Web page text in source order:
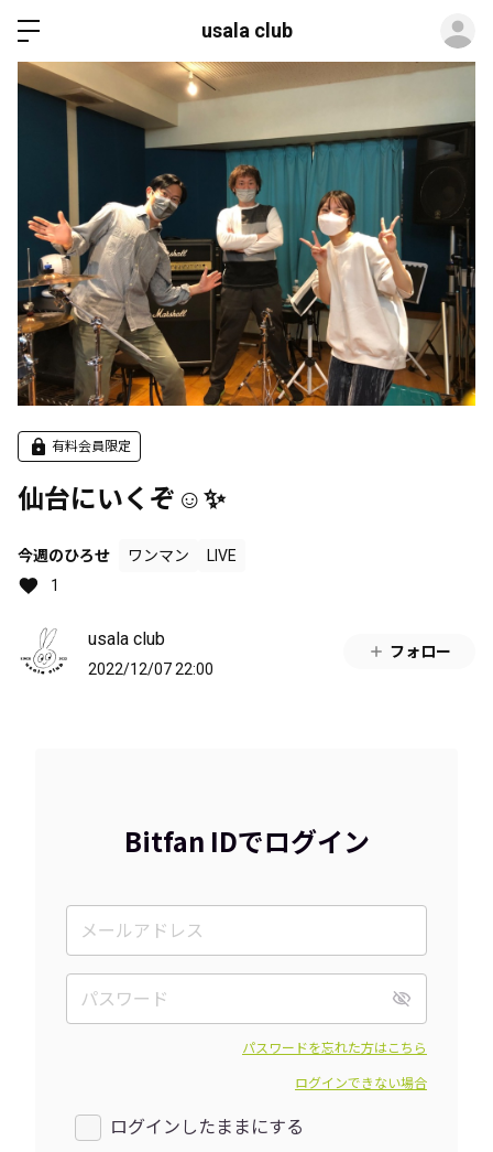
usala club
有料会員限定
仙台にいくぞ☺️✨
今週のひろせ ワンマン
LIVE
1
usala club
2022/12/07 22:00
フォロー
Bitfan IDでログイン
パスワードを忘れた方はこちら
ログインできない場合
ログインしたままにする